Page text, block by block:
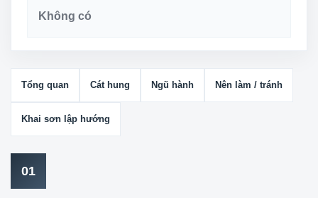
Không có
Tổng quan Cát hung Ngũ hành Nên làm / tránh
Khai sơn lập hướng
01